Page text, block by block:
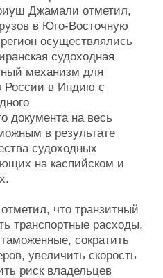
Джамали отметил,
в Юго-Восточную
осуществлялись
судоходная
механизм для
России в Индию с
документа на весь
в результате
судоходных
на каспийском и
что транзитный
транспортные расходы,
сократить
увеличить скорость
риск владельцев